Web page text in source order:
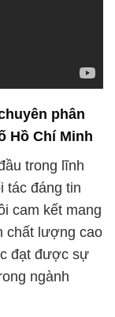
phân
Hồ Chí Minh
trong lĩnh
tác đáng tin
cam kết mang
chất lượng cao
đạt được sự
ngành